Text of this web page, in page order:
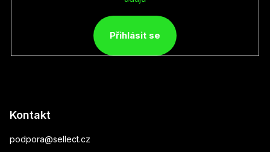
Přihlásit se
Kontakt
podpora@sellect.cz